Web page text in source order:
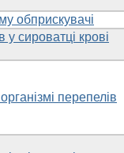
обприскувачі
у сироватці крові
перепелів